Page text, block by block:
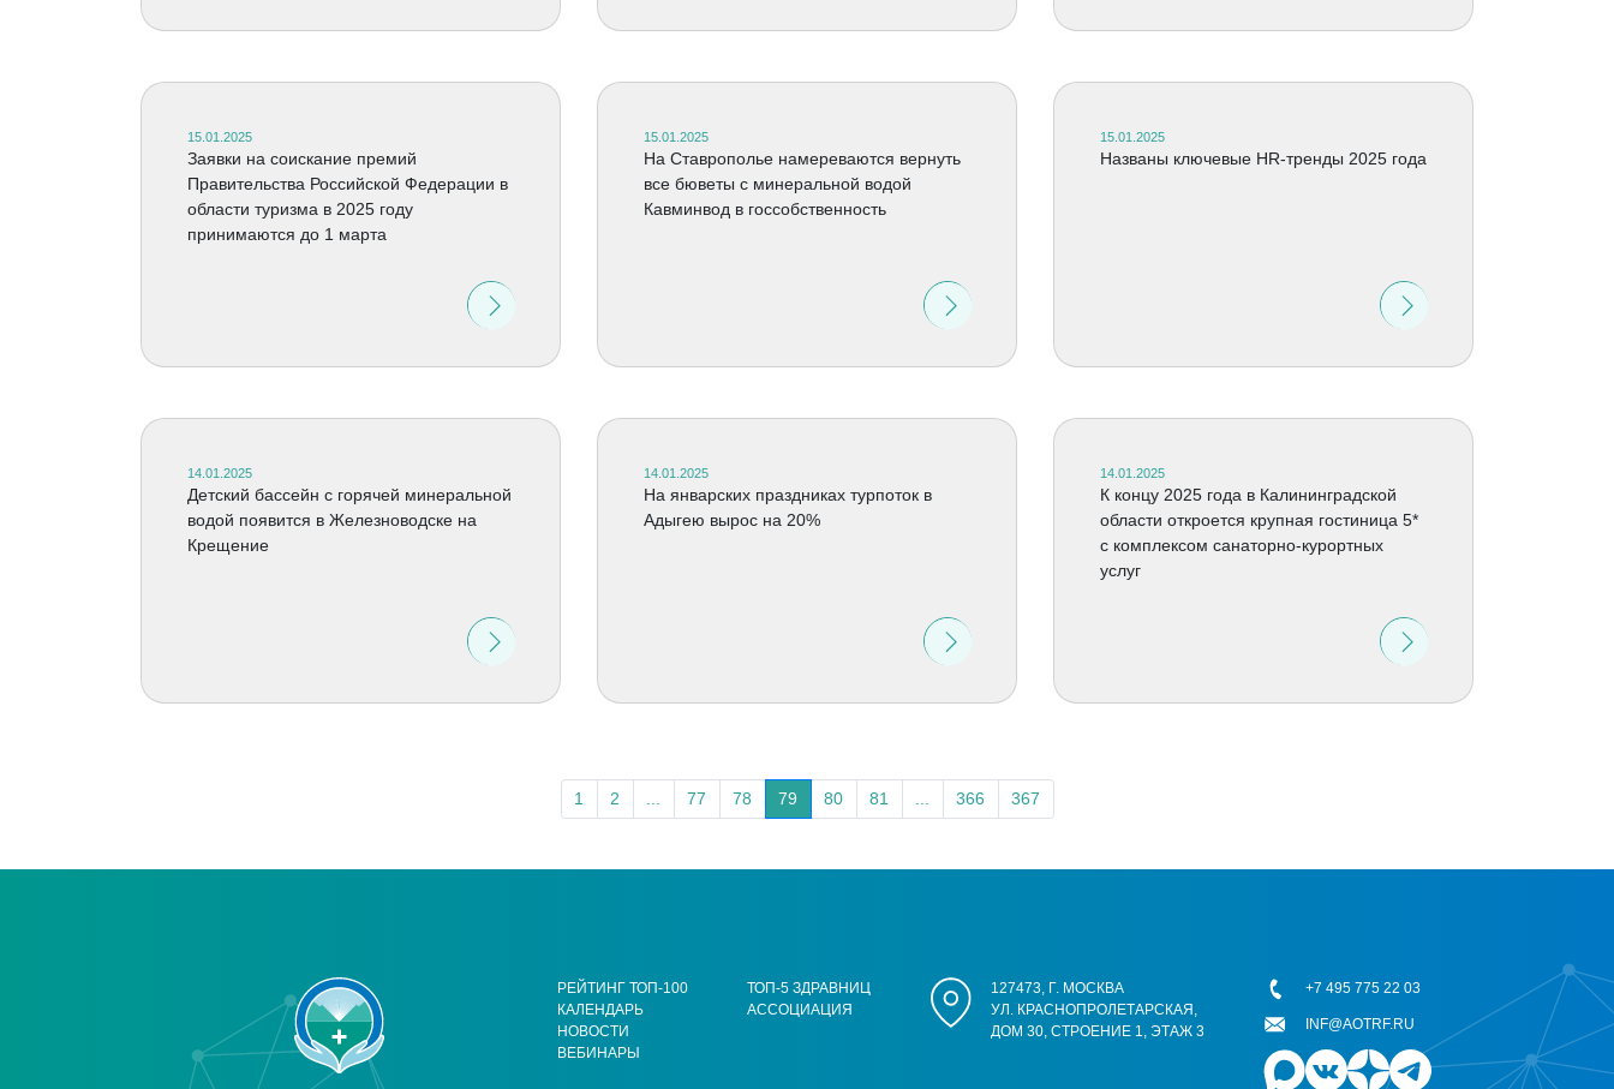
15.01.2025
Заявки на соискание премий
Правительства Российской Федерации в
области туризма в 2025 году
принимаются до 1 марта
15.01.2025
На Ставрополье намереваются вернуть
все бюветы с минеральной водой
Кавминвод в госсобственность
15.01.2025
Названы ключевые HR-тренды 2025 года
14.01.2025
Детский бассейн с горячей минеральной
водой появится в Железноводске на
Крещение
14.01.2025
На январских праздниках турпоток в
Адыгею вырос на 20%
14.01.2025
К концу 2025 года в Калининградской
области откроется крупная гостиница 5*
с комплексом санаторно-курортных
услуг
1 2 77 78 79 80 81 366 367
РЕЙТИНГ ТОП-100
КАЛЕНДАРЬ
НОВОСТИ
ВЕБИНАРЫ
ТОП-5 ЗДРАВНИЦ
АССОЦИАЦИЯ
127473, Г. МОСКВА
УЛ. КРАСНОПРОЛЕТАРСКАЯ,
ДОМ 30, СТРОЕНИЕ 1, ЭТАЖ 3
+7 495 775 22 03
INF@AOTRF.RU